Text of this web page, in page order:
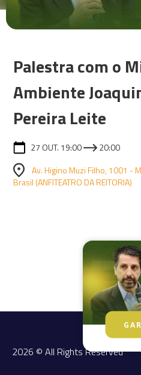
Palestra com o
Ambiente
Pereira Leite
27 OUT. 19:00
20:00
Av. Higino Muzi Filho, 1001 -
Brasil (ANFITEATRO DA REITORIA)
2026 © All Rights Reserved